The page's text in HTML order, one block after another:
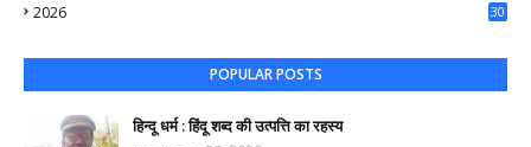
2026
30
POPULAR POSTS
हिन्दू धर्म : हिंदू शब्द की उत्पत्ति का रहस्य